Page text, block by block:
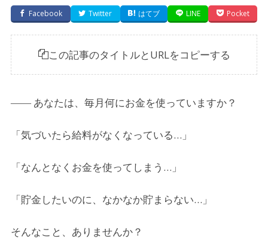
Facebook Twitter はてブ LINE Pocket
この記事のタイトルとURLをコピーする
―― あなたは、毎月何にお金を使っていますか？
「気づいたら給料がなくなっている…」
「なんとなくお金を使ってしまう…」
「貯金したいのに、なかなか貯まらない…」
そんなこと、ありませんか？